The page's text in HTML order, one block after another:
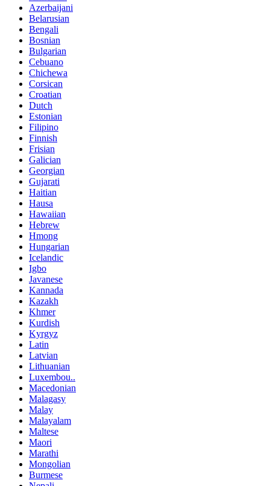
Azerbaijani
Belarusian
Bengali
Bosnian
Bulgarian
Cebuano
Chichewa
Corsican
Croatian
Dutch
Estonian
Filipino
Finnish
Frisian
Galician
Georgian
Gujarati
Haitian
Hausa
Hawaiian
Hebrew
Hmong
Hungarian
Icelandic
Igbo
Javanese
Kannada
Kazakh
Khmer
Kurdish
Kyrgyz
Latin
Latvian
Lithuanian
Luxembou..
Macedonian
Malagasy
Malay
Malayalam
Maltese
Maori
Marathi
Mongolian
Burmese